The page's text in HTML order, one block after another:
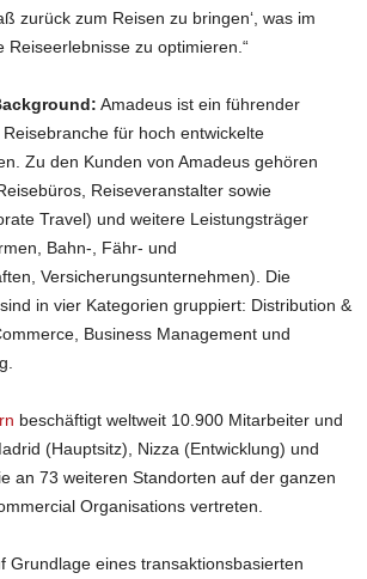
zurück zum Reisen zu bringen‘, was im
Reiseerlebnisse zu optimieren.“
Amadeus ist ein führender
für hoch entwickelte
Zu den Kunden von Amadeus gehören
Reiseveranstalter sowie
Travel) und weitere Leistungsträger
Bahn-, Fähr- und
Versicherungsunternehmen). Die
in vier Kategorien gruppiert: Distribution &
Business Management und
beschäftigt weltweit 10.900 Mitarbeiter und
(Hauptsitz), Nizza (Entwicklung) und
an 73 weiteren Standorten auf der ganzen
Organisations vertreten.
Grundlage eines transaktionsbasierten